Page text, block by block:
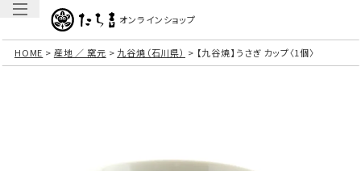
オンラインショップ
HOME 産地 ／ 窯元 九谷焼（石川県） 【九谷焼】うさぎ カップ〈1個〉